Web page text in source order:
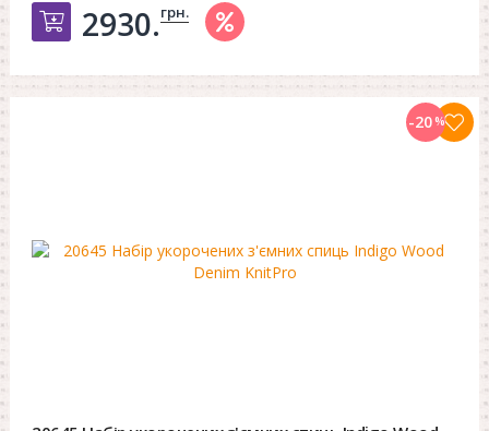
Добавить в корзину
2930.грн.
-20%